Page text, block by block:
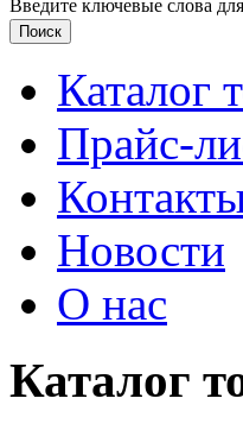
Введите ключевые слова
Каталог
Прайс-
Новости
О нас
Каталог